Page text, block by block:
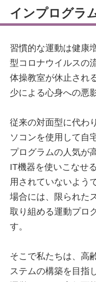
インプログラ
習慣的な運動は健康
型コロナウイルスの
体操教室が休止され
少による心身への悪
従来の対面型に代わ
ソコンを使用して自
プログラムの人気が
IT機器を使いこなせ
用されていないよう
場合には、限られた
取り組める運動プロ
す。
そこで私たちは、高
ステムの構築を目指